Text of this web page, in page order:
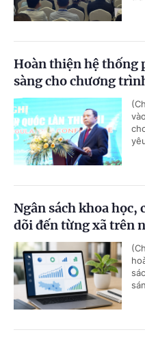
Hoàn thiện hệ thống
sàng cho chương
Ngân sách khoa học,
dõi đến từng xã trên